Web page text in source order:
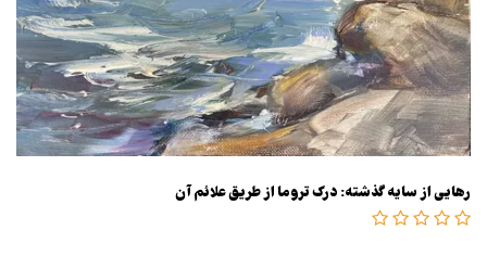
رهایی از سایه گذشته: درک تروما از طریق علائم آن